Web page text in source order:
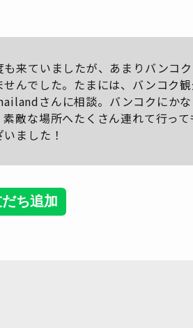
来ていましたが、あまりバンコ
んでした。たまには、バンコク
さんに相談。バンコクにかな
敵な場所へたくさん連れて行って
ました！